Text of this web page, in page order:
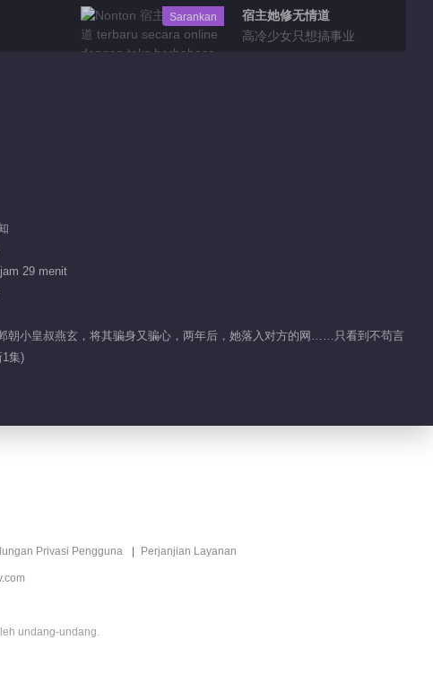
Sarankan
宿主她修无情道
高冷少女只想搞事业
这些人是冲着青崖来
29 menit
朝小皇叔燕玄，将其骗身又骗心，两年后，她落入对方的网……只看到不苟言
集)
Privasi Pengguna Perjanjian Layanan
undang-undang.